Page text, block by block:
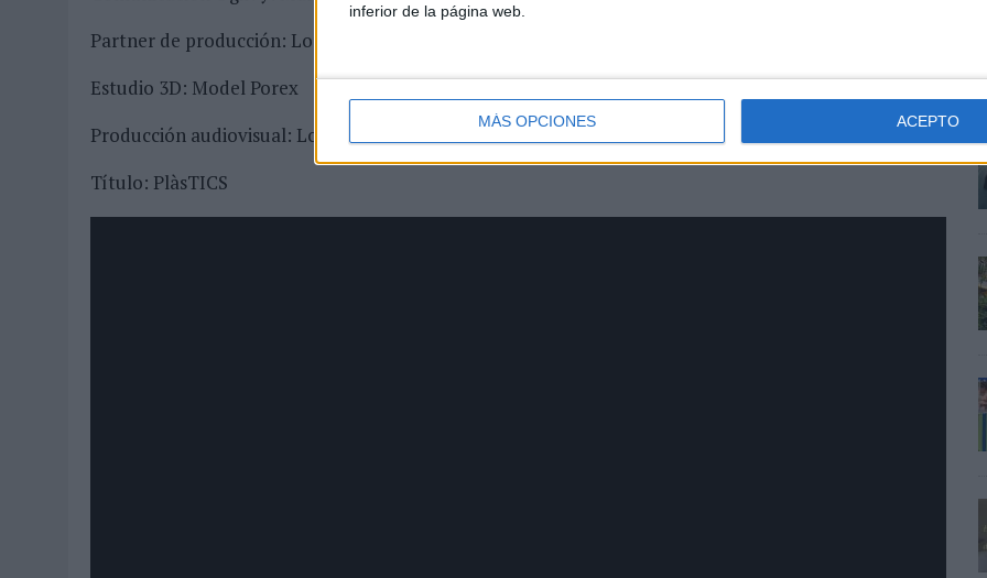
inferior de la página web.
MÁS OPCIONES ACEPTO
Partner de producción: Lorenzo Uribe
Estudio 3D: Model Porex
Producción audiovisual: Loida Garcia, Lucas Rubio y Neus Martínez
Título: PlàsTICS